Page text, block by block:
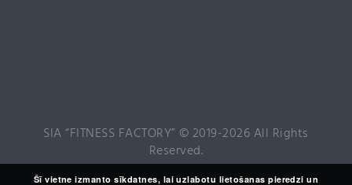
SIA “FITNESS FACTORY” © 2019-2026 All Rights
Reserved.
Šī vietne izmanto sīkdatnes, lai uzlabotu lietošanas pieredzi un